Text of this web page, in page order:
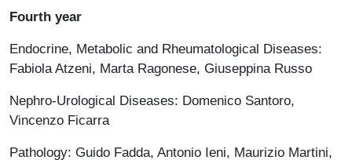
Fourth year
Endocrine, Metabolic and Rheumatological Diseases:
Fabiola Atzeni, Marta Ragonese, Giuseppina Russo
Nephro-Urological Diseases: Domenico Santoro,
Vincenzo Ficarra
Pathology: Guido Fadda, Antonio Ieni, Maurizio Martini,